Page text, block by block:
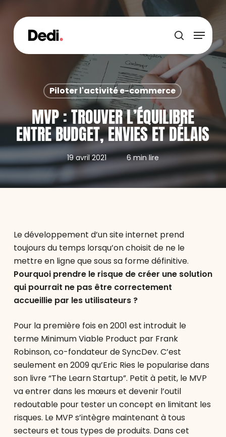
main
content
recherche
Menu
Piloter l'activité e-commerce
MVP : TROUVER L’ÉQUILIBRE
ENTRE BUDGET, ENVIES ET DÉLAIS
19 avril 2021 6 min lire
Le développement d’un site internet prend
toujours du temps lorsqu’on choisit de ne le
mettre en ligne que sous sa forme définitive.
Pourquoi prendre le risque de créer une solution
qui pourrait ne pas être correctement
accueillie par les utilisateurs ?
Pour la première fois en 2001 est introduit le
terme Minimum Viable Product par Frank
Robinson, co-fondateur de SyncDev. C’est
seulement en 2009 qu’Eric Ries le popularise dans
son livre “The Learn Startup”. Petit à petit, le MVP
va entrer dans les mœurs et devenir l’outil
redoutable pour tester un concept en limitant les
risques. Le MVP s’intègre maintenant à tous
secteurs et tous types de produits. Dans cet